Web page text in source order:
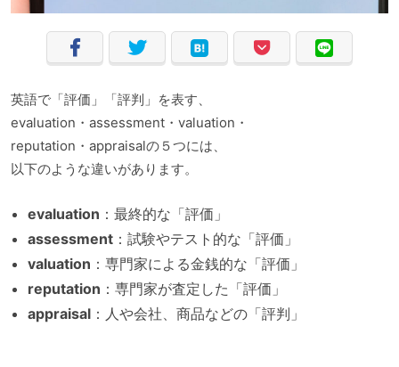
英語で「評価」「評判」を表す、
evaluation・assessment・valuation・
reputation・appraisalの５つには、
以下のような違いがあります。
evaluation ：最終的な「評価」
assessment ：試験やテスト的な「評価」
valuation ：専門家による金銭的な「評価」
reputation ：専門家が査定した「評価」
appraisal ：人や会社、商品などの「評判」